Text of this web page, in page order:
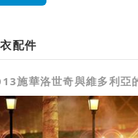
配件
施華洛世奇與維多利亞